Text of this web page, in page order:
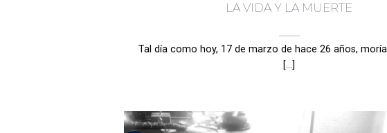
LA VIDA Y LA MUERTE
Tal día como hoy, 17 de marzo de hace 26 años,
[...]